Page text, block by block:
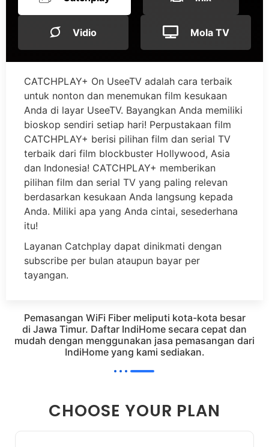
Vidio Mola TV
CATCHPLAY+ On UseeTV adalah cara terbaik
untuk nonton dan menemukan film kesukaan
Anda di layar UseeTV. Bayangkan Anda memiliki
bioskop sendiri setiap hari! Perpustakaan film
CATCHPLAY+ berisi pilihan film dan serial TV
terbaik dari film blockbuster Hollywood, Asia
dan Indonesia! CATCHPLAY+ memberikan
pilihan film dan serial TV yang paling relevan
berdasarkan kesukaan Anda langsung kepada
Anda. Miliki apa yang Anda cintai, sesederhana
itu!
Layanan Catchplay dapat dinikmati dengan
subscribe per bulan ataupun bayar per
tayangan.
Pemasangan WiFi Fiber meliputi kota-kota besar
di Jawa Timur. Daftar IndiHome secara cepat dan
mudah dengan menggunakan jasa pemasangan dari
IndiHome yang kami sediakan.
CHOOSE YOUR PLAN